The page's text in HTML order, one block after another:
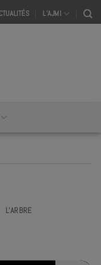
L’AJMI
L’ARBRE